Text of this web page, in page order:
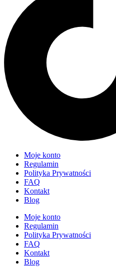
Moje konto
Regulamin
Polityka Prywatności
FAQ
Kontakt
Blog
Moje konto
Regulamin
Polityka Prywatności
FAQ
Kontakt
Blog